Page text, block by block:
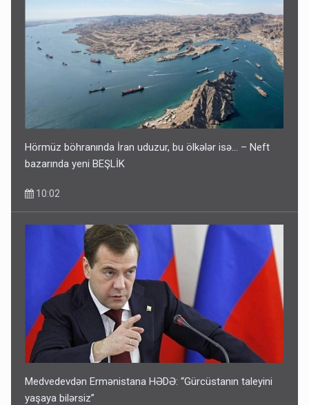
Hörmüz böhranında İran uduzur, bu ölkələr isə... – Neft
bazarında yeni BEŞLİK
10:02
Medvedevdən Ermənistana HƏDƏ: “Gürcüstanın taleyini
yaşaya bilərsiz”